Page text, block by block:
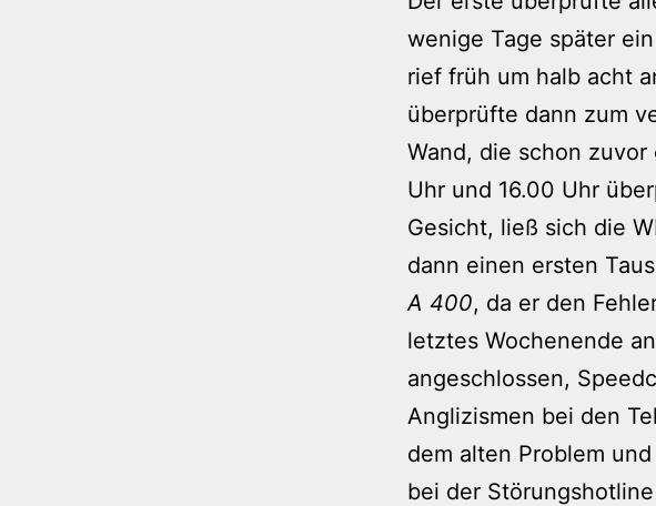
wenige Tage später
rief früh um halb acht
überprüfte dann zum
Wand, die schon
Uhr und 16.00 Uhr
Gesicht, ließ sich die
dann einen ersten
A 400, da er den
letztes Wochenende
angeschlossen,
Anglizismen bei den
dem alten Problem
bei der